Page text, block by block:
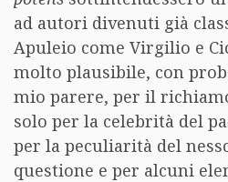
ad autori divenuti già
Apuleio come Virgilio e
molto plausibile, con
mio parere, per il
solo per la celebrità del
per la peculiarità del
questione e per alcuni